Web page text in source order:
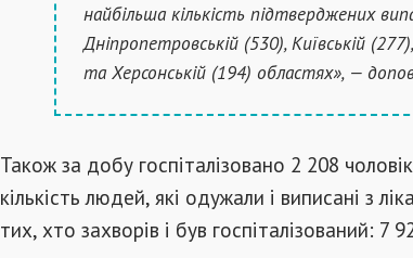
найбільша кількість підтверджених
Дніпропетровській (530), Київській
та Херсонській (194) областях», —
Також за добу госпіталізовано 2 208
кількість людей, які одужали і виписані з
тих, хто захворів і був госпіталізований: 7